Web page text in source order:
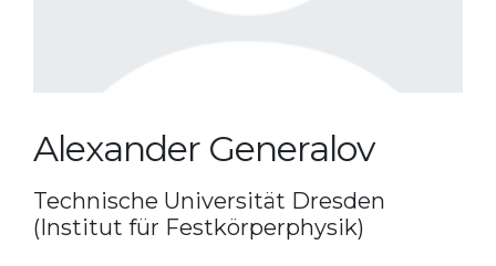
Alexander Generalov
Technische Universität Dresden
(Institut für Festkörperphysik)